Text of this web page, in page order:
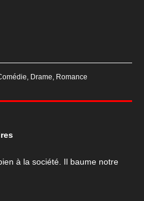
, Drame, Romance
à la société. Il baume notre